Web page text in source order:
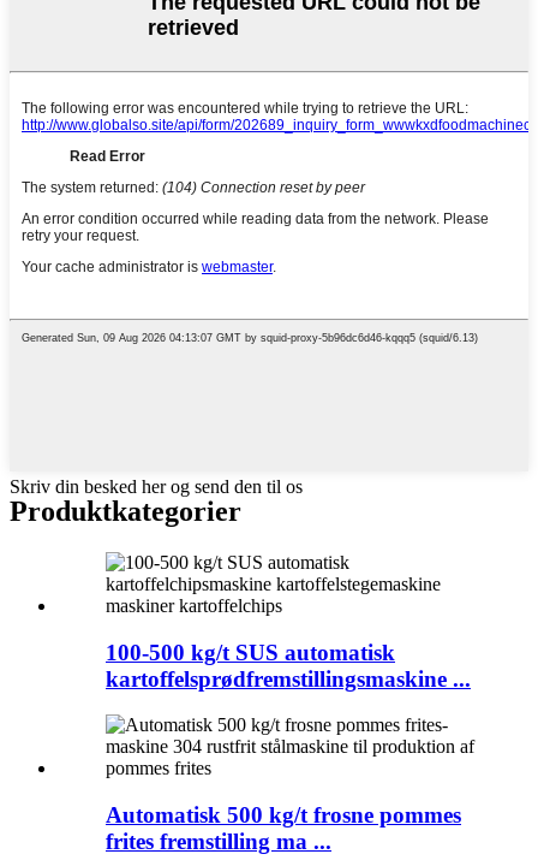
Skriv din besked her og send den til os
Produktkategorier
100-500 kg/t SUS automatisk
kartoffelsprødfremstillingsmaskine ...
Automatisk 500 kg/t frosne pommes
frites fremstilling ma ...